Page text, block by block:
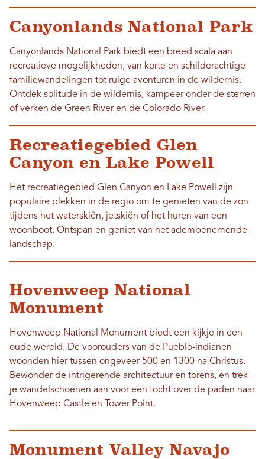
Canyonlands National Park
Canyonlands National Park biedt een breed scala aan
recreatieve mogelijkheden, van korte en schilderachtige
familiewandelingen tot ruige avonturen in de wildernis.
Ontdek solitude in de wildernis, kampeer onder de sterren
of verken de Green River en de Colorado River.
Recreatiegebied Glen
Canyon en Lake Powell
Het recreatiegebied Glen Canyon en Lake Powell zijn
populaire plekken in de regio om te genieten van de zon
tijdens het waterskiën, jetskiën of het huren van een
woonboot. Ontspan en geniet van het adembenemende
landschap.
Hovenweep National
Monument
Hovenweep National Monument biedt een kijkje in een
oude wereld. De voorouders van de Pueblo-indianen
woonden hier tussen ongeveer 500 en 1300 na Christus.
Bewonder de intrigerende architectuur en torens, en trek
je wandelschoenen aan voor een tocht over de paden naar
Hovenweep Castle en Tower Point.
Monument Valley Navajo